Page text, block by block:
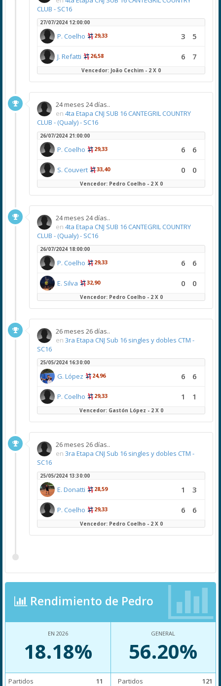
CLUB - SC16
27/07/2024 12:00:00
P. Coelho 29,33 3 5
J. Refatti 26,58 6 7
Vencedor: João Cechim - 2 X 0
24 meses 24 días..
en 4ta Etapa CNJ SUB 16 CANTEGRIL COUNTRY
CLUB - (Qualy) - SC16
26/07/2024 21:00:00
P. Coelho 29,33 6 6
S. Couvert 33,40 0 0
Vencedor: Pedro Coelho - 2 X 0
24 meses 24 días..
en 4ta Etapa CNJ SUB 16 CANTEGRIL COUNTRY
CLUB - (Qualy) - SC16
26/07/2024 18:00:00
P. Coelho 29,33 6 6
E. Silva 32,90 0 0
Vencedor: Pedro Coelho - 2 X 0
26 meses 26 días..
en 3ra Etapa CNJ Sub 16 singles y dobles CTM -
SC16
25/05/2024 16:30:00
G. López 24,96 6 6
P. Coelho 29,33 1 1
Vencedor: Gastón López - 2 X 0
26 meses 26 días..
en 3ra Etapa CNJ Sub 16 singles y dobles CTM -
SC16
25/05/2024 13:30:00
E. Donatti 28,59 1 3
P. Coelho 29,33 6 6
Vencedor: Pedro Coelho - 2 X 0
Rendimiento de Pedro
EN 2026
18.18%
Partidos
11
GENERAL
56.20%
Partidos
121